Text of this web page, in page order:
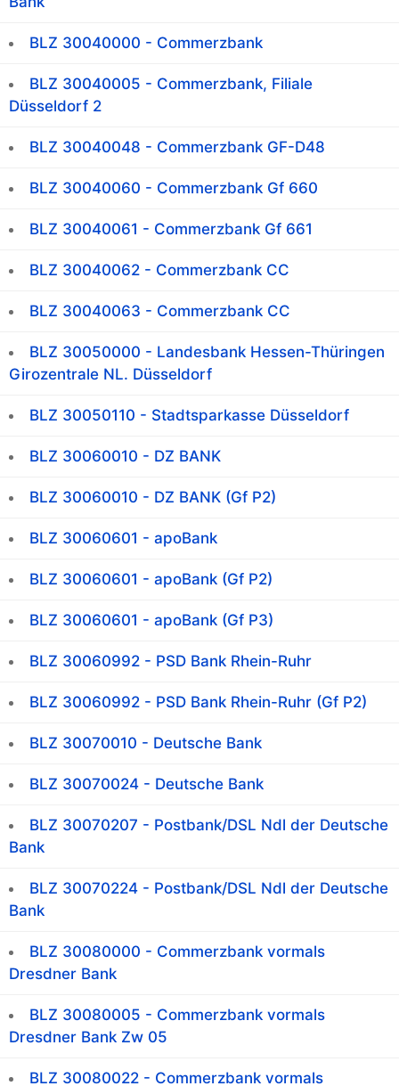
BLZ 30040000 - Commerzbank
BLZ 30040005 - Commerzbank, Filiale
Düsseldorf 2
BLZ 30040048 - Commerzbank GF-D48
BLZ 30040060 - Commerzbank Gf 660
BLZ 30040061 - Commerzbank Gf 661
BLZ 30040062 - Commerzbank CC
BLZ 30040063 - Commerzbank CC
BLZ 30050000 - Landesbank Hessen-Thüringen
Girozentrale NL. Düsseldorf
BLZ 30050110 - Stadtsparkasse Düsseldorf
BLZ 30060010 - DZ BANK
BLZ 30060010 - DZ BANK (Gf P2)
BLZ 30060601 - apoBank
BLZ 30060601 - apoBank (Gf P2)
BLZ 30060601 - apoBank (Gf P3)
BLZ 30060992 - PSD Bank Rhein-Ruhr
BLZ 30060992 - PSD Bank Rhein-Ruhr (Gf P2)
BLZ 30070010 - Deutsche Bank
BLZ 30070024 - Deutsche Bank
BLZ 30070207 - Postbank/DSL Ndl der Deutsche
Bank
BLZ 30070224 - Postbank/DSL Ndl der Deutsche
Bank
BLZ 30080000 - Commerzbank vormals
Dresdner Bank
BLZ 30080005 - Commerzbank vormals
Dresdner Bank Zw 05
BLZ 30080022 - Commerzbank vormals